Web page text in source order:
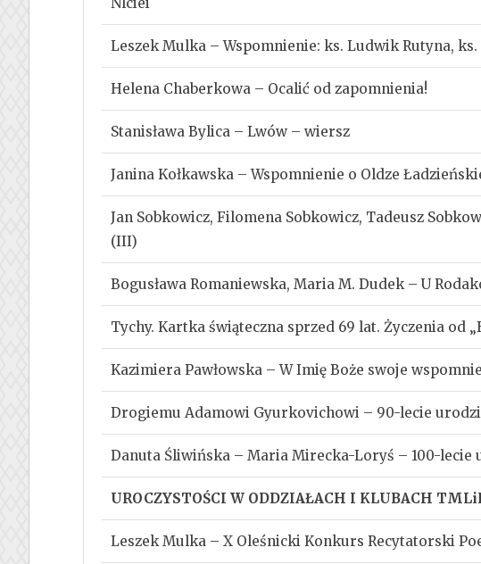
Leszek Mulka – Wspomnienie: ks. Ludwik Rutyna,
Helena Chaberkowa – Ocalić od zapomnienia!
Stanisława Bylica – Lwów – wiersz
Janina Kołkawska – Wspomnienie o Oldze
Jan Sobkowicz, Filomena Sobkowicz, Tadeusz
(III)
Bogusława Romaniewska, Maria M. Dudek – U
Tychy. Kartka świąteczna sprzed 69 lat. Życzenia od
Kazimiera Pawłowska – W Imię Boże swoje
Drogiemu Adamowi Gyurkovichowi – 90-lecie
Danuta Śliwińska – Maria Mirecka-Loryś – 100-lecie
UROCZYSTOŚCI W ODDZIAŁACH I KLUBACH
Leszek Mulka – X Oleśnicki Konkurs Recytatorski